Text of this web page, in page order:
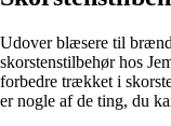
Udover blæsere til
skorstenstilbehør hos
forbedre trækket i
er nogle af de ting, du